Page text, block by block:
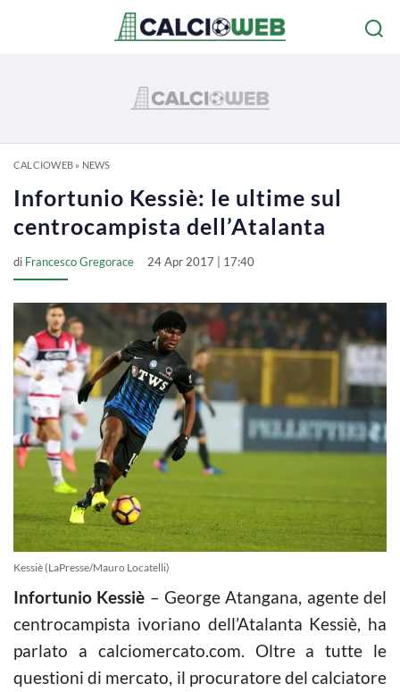
CALCIOWEB» NEWS
Infortunio Kessiè: le ultime sul
centrocampista dell’Atalanta
di Francesco Gregorace 24 Apr 2017 | 17:40
Kessiè (LaPresse/Mauro Locatelli)
Infortunio Kessiè – George Atangana, agente del
centrocampista ivoriano dell’Atalanta Kessiè, ha
parlato a calciomercato.com. Oltre a tutte le
questioni di mercato, il procuratore del calciatore